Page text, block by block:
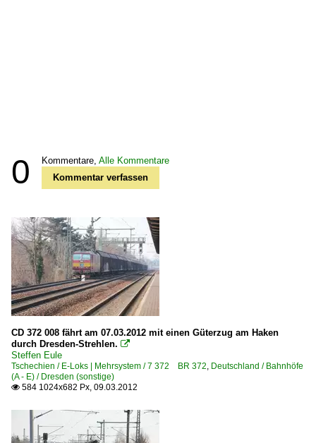
0 Kommentare, Alle Kommentare
Kommentar verfassen
CD 372 008 fährt am 07.03.2012 mit einen Güterzug am Haken
durch Dresden-Strehlen. 
Steffen Eule
Tschechien / E-Loks | Mehrsystem / 7 372 BR 372, Deutschland / Bahnhöfe
(A - E) / Dresden (sonstige)
 584 1024x682 Px, 09.03.2012